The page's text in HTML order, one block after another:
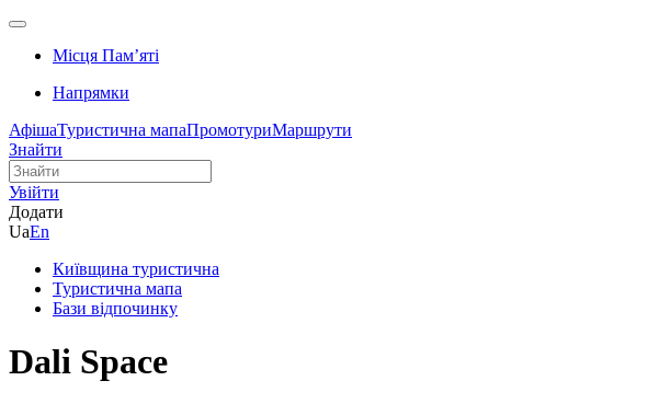
Місця Памʼяті
Напрямки
АфішаТуристична мапаПромотуриМаршрути
Знайти
Увійти
Додати
UaEn
Київщина туристична
Туристична мапа
Бази відпочинку
Dali Space